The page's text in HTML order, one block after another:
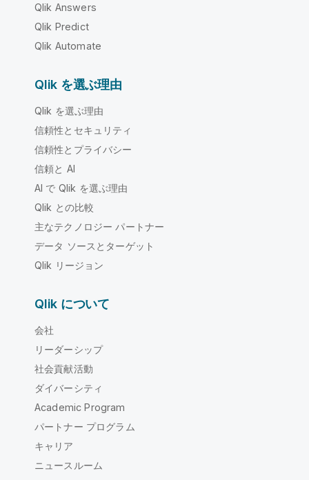
Qlik Answers
Qlik Predict
Qlik Automate
Qlik を選ぶ理由
Qlik を選ぶ理由
信頼性とセキュリティ
信頼性とプライバシー
信頼と AI
AI で Qlik を選ぶ理由
Qlik との比較
主なテクノロジー パートナー
データ ソースとターゲット
Qlik リージョン
Qlik について
会社
リーダーシップ
社会貢献活動
ダイバーシティ
Academic Program
パートナー プログラム
キャリア
ニュースルーム